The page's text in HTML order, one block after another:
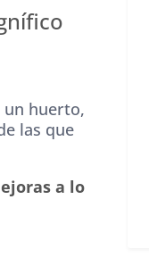
un huerto,
las que
a lo